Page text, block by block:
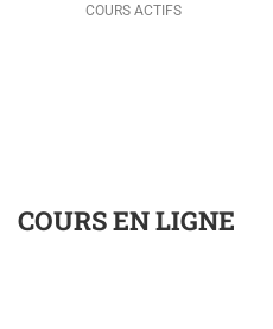
COURS ACTIFS
COURS EN LIGNE